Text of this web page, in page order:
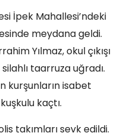
İpek Mahallesi’ndeki
meydana geldi.
Yılmaz, okul çıkışı
taarruza uğradı.
kurşunların isabet
kaçtı.
takımları sevk edildi.